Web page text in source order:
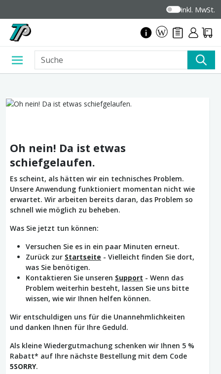
inkl. MwSt.
Oh nein! Da ist etwas
schiefgelaufen.
Es scheint, als hätten wir ein technisches Problem.
Unsere Anwendung funktioniert momentan nicht wie
erwartet. Wir arbeiten bereits daran, das Problem so
schnell wie möglich zu beheben.
Was Sie jetzt tun können:
Versuchen Sie es in ein paar Minuten erneut.
Zurück zur Startseite - Vielleicht finden Sie dort,
was Sie benötigen.
Kontaktieren Sie unseren Support - Wenn das
Problem weiterhin besteht, lassen Sie uns bitte
wissen, wie wir Ihnen helfen können.
Wir entschuldigen uns für die Unannehmlichkeiten
und danken Ihnen für Ihre Geduld.
Als kleine Wiedergutmachung schenken wir Ihnen 5 %
Rabatt* auf Ihre nächste Bestellung mit dem Code
5SORRY.